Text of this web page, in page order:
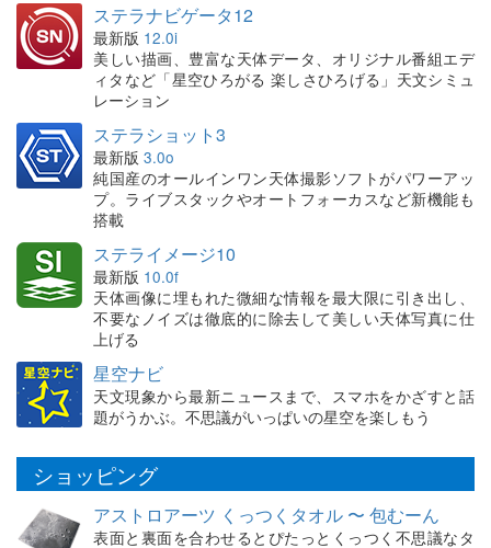
ステラナビゲータ12
最新版 12.0i
美しい描画、豊富な天体データ、オリジナル番組エデ
ィタなど「星空ひろがる 楽しさひろげる」天文シミュ
レーション
ステラショット3
最新版 3.0o
純国産のオールインワン天体撮影ソフトがパワーアッ
プ。ライブスタックやオートフォーカスなど新機能も
搭載
ステライメージ10
最新版 10.0f
天体画像に埋もれた微細な情報を最大限に引き出し、
不要なノイズは徹底的に除去して美しい天体写真に仕
上げる
星空ナビ
天文現象から最新ニュースまで、スマホをかざすと話
題がうかぶ。不思議がいっぱいの星空を楽しもう
ショッピング
アストロアーツ くっつくタオル 〜 包むーん
表面と裏面を合わせるとぴたっとくっつく不思議なタ